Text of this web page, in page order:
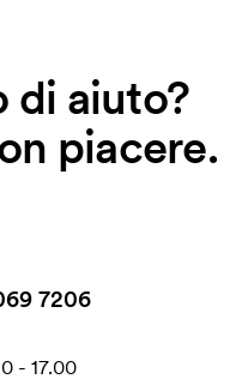
di aiuto?
piacere.
7206
- 17.00